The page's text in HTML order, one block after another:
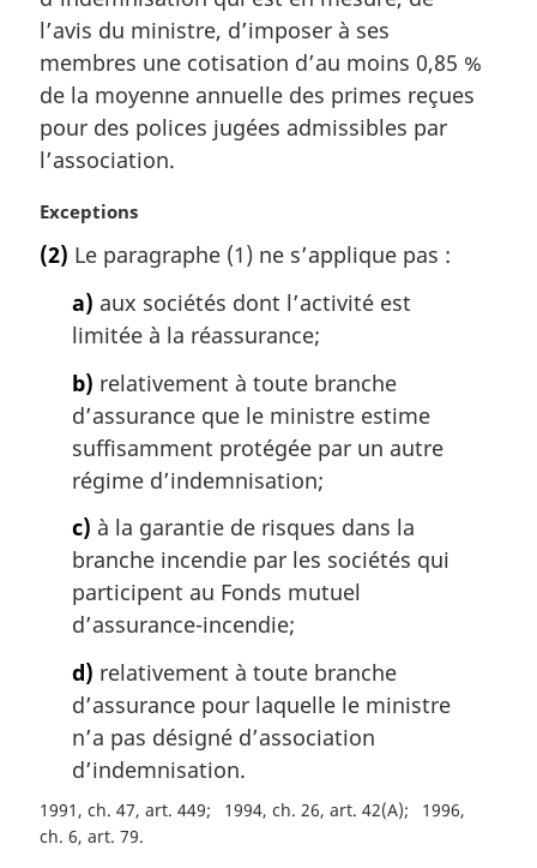
a
g
i
n
a
e
l’avis du ministre, d’imposer à ses
membres une cotisation d’au moins 0,85 %
de la moyenne annuelle des primes reçues
pour des polices jugées admissibles par
l’association.
N
t
Exceptions
(2) Le paragraphe (1) ne s’applique pas :
a) aux sociétés dont l’activité est
limitée à la réassurance;
b) relativement à toute branche
d’assurance que le ministre estime
suffisamment protégée par un autre
régime d’indemnisation;
c) à la garantie de risques dans la
branche incendie par les sociétés qui
participent au Fonds mutuel
d’assurance-incendie;
d) relativement à toute branche
d’assurance pour laquelle le ministre
n’a pas désigné d’association
d’indemnisation.
1991, ch. 47, art. 449 1994, ch. 26, art. 42(A)
1996,
ch. 6, art. 79